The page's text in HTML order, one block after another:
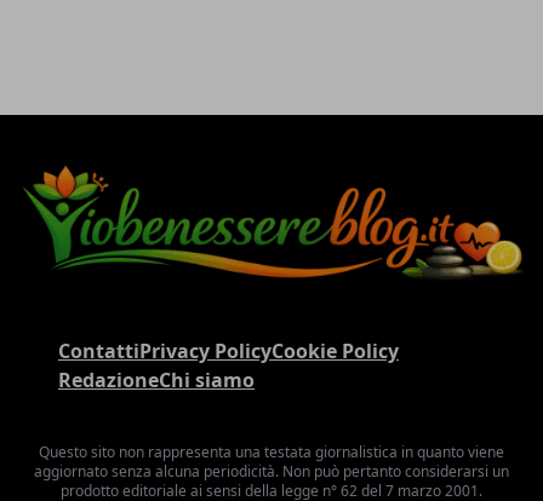
ContattiPrivacy PolicyCookie Policy
RedazioneChi siamo
Questo sito non rappresenta una testata giornalistica in quanto viene
aggiornato senza alcuna periodicità. Non può pertanto considerarsi un
prodotto editoriale ai sensi della legge n° 62 del 7 marzo 2001.